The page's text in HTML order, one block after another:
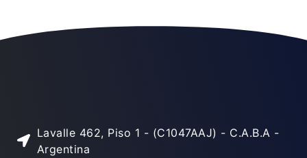
Lavalle 462, Piso 1 - (C1047AAJ) - C.A.B.A -
Argentina